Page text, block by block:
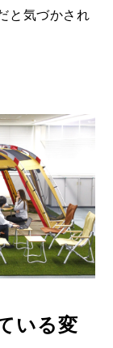
と気づかされ
いる変